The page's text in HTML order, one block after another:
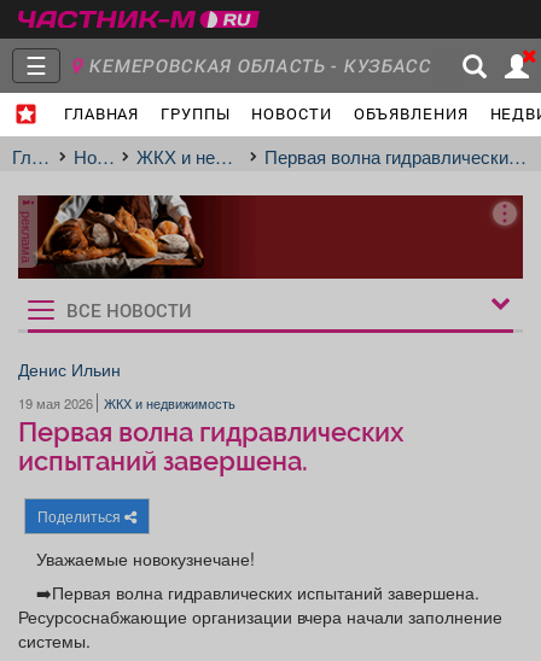
☰ КЕМЕРОВСКАЯ ОБЛАСТЬ - КУЗБАСС
ГЛАВНАЯ ГРУППЫ НОВОСТИ ОБЪЯВЛЕНИЯ
Главная
Объявления Недвижимость Услуги
Работа
Афиша Обучение
Главная Новости ЖКХ и недвижимость ️Первая волна гидравлических испытаний завершена.
реклама
Рукбрики
новостей
ВСЕ НОВОСТИ
Денис Ильин
19 мая 2026 ЖКХ и недвижимость
️Первая волна гидравлических
испытаний завершена.
Поделиться
Уважаемые новокузнечане!
➡️Первая волна гидравлических испытаний завершена.
Ресурсоснабжающие организации вчера начали заполнение
системы.